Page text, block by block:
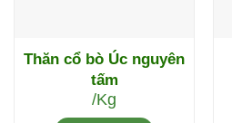
Thăn cổ bò Úc nguyên
tấm
/Kg